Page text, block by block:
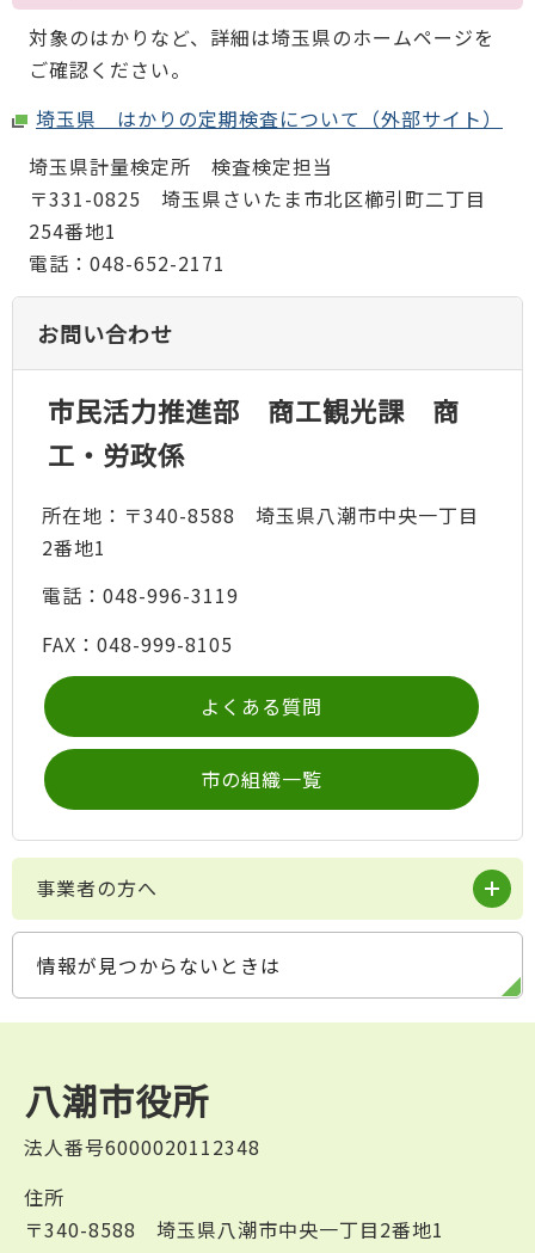
対象のはかりなど、詳細は埼玉県のホームページを
ご確認ください。
埼玉県 はかりの定期検査について（外部サイト）
埼玉県計量検定所 検査検定担当
〒331-0825 埼玉県さいたま市北区櫛引町二丁目
254番地1
電話：048-652-2171
お問い合わせ
市民活力推進部 商工観光課 商
工・労政係
所在地：〒340-8588 埼玉県八潮市中央一丁目
2番地1
電話：048-996-3119
FAX：048-999-8105
よくある質問
市の組織一覧
事業者の方へ
情報が見つからないときは
八潮市役所
法人番号6000020112348
住所
〒340-8588 埼玉県八潮市中央一丁目2番地1